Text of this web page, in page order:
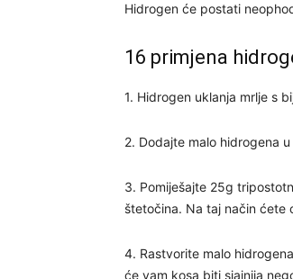
Hidrogen će postati
16 primjena
1. Hidrogen uklanja mrlje s
2. Dodajte malo hidrogena
3. Pomiješajte 25g
štetočina. Na taj način ćete
4. Rastvorite malo
će vam kosa biti sjajnija